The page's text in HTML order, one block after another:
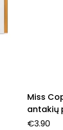
Miss
antakių
g.
€3.90